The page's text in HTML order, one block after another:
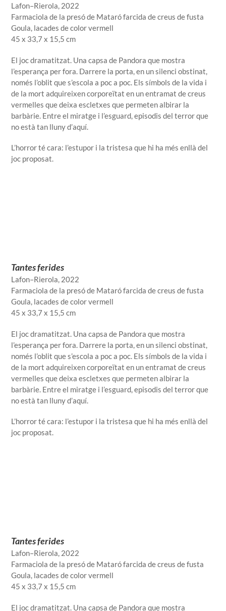
Lafon–Rierola, 2022
Farmaciola de la presó de Mataró farcida de creus de fusta
Goula, lacades de color vermell
45 x 33,7 x 15,5 cm
El joc dramatitzat. Una capsa de Pandora que mostra
l’esperança per fora. Darrere la porta, en un silenci obstinat,
només l’oblit que s’escola a poc a poc. Els símbols de la vida i
de la mort adquireixen corporeïtat en un entramat de creus
vermelles que deixa escletxes que permeten albirar la
barbàrie. Entre el miratge i l’esguard, episodis del terror que
no està tan lluny d’aquí.
L’horror té cara: l’estupor i la tristesa que hi ha més enllà del
joc proposat.
Tantes ferides
Lafon–Rierola, 2022
Farmaciola de la presó de Mataró farcida de creus de fusta
Goula, lacades de color vermell
45 x 33,7 x 15,5 cm
El joc dramatitzat. Una capsa de Pandora que mostra
l’esperança per fora. Darrere la porta, en un silenci obstinat,
només l’oblit que s’escola a poc a poc. Els símbols de la vida i
de la mort adquireixen corporeïtat en un entramat de creus
vermelles que deixa escletxes que permeten albirar la
barbàrie. Entre el miratge i l’esguard, episodis del terror que
no està tan lluny d’aquí.
L’horror té cara: l’estupor i la tristesa que hi ha més enllà del
joc proposat.
Tantes ferides
Lafon–Rierola, 2022
Farmaciola de la presó de Mataró farcida de creus de fusta
Goula, lacades de color vermell
45 x 33,7 x 15,5 cm
El joc dramatitzat. Una capsa de Pandora que mostra